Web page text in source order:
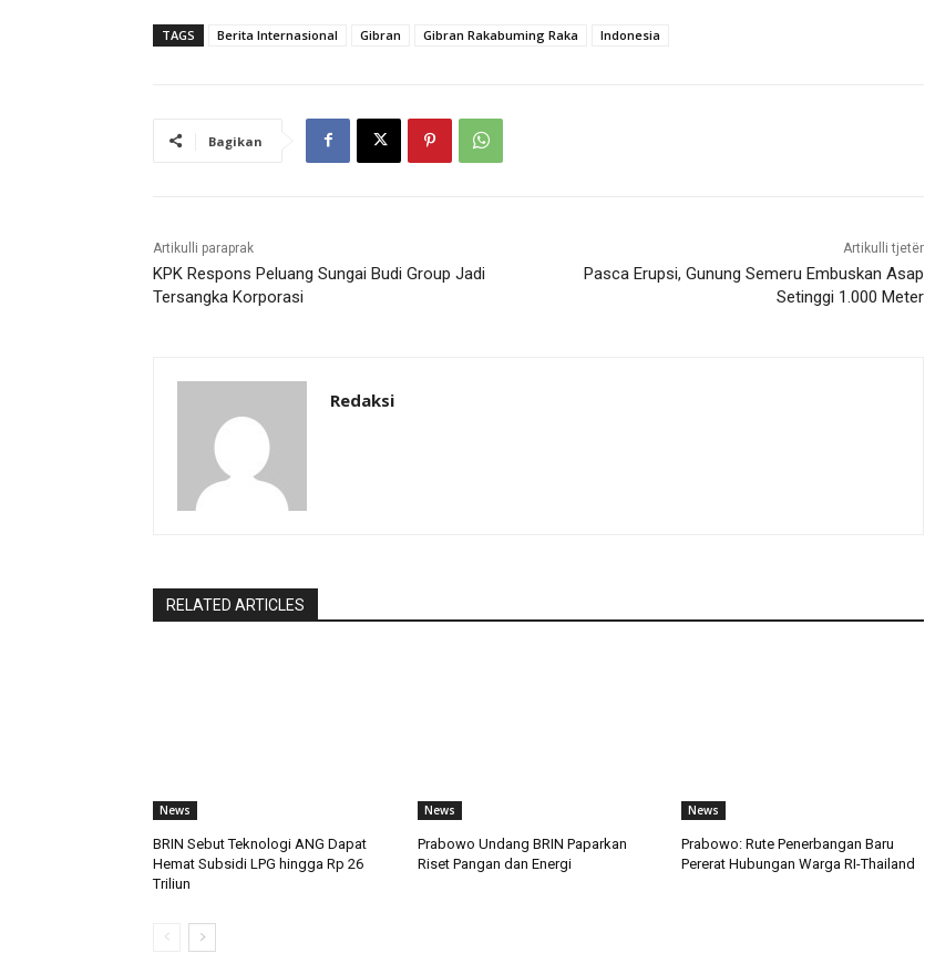
TAGS Berita Internasional Gibran Gibran Rakabuming Raka Indonesia
Bagikan
Artikulli paraprak
KPK Respons Peluang Sungai Budi Group Jadi
Tersangka Korporasi
Artikulli tjetër
Pasca Erupsi, Gunung Semeru Embuskan Asap
Setinggi 1.000 Meter
Redaksi
RELATED ARTICLES
News
BRIN Sebut Teknologi ANG Dapat
Hemat Subsidi LPG hingga Rp 26
Triliun
News
Prabowo Undang BRIN Paparkan
Riset Pangan dan Energi
News
Prabowo: Rute Penerbangan Baru
Pererat Hubungan Warga RI-Thailand